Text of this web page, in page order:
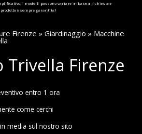
Firenze » Giardinaggio » Macchine
Trivella Firenze
entro 1 ora
come cerchi
media sul nostro sito
i modelli possono variare in base a richieste e
è sempre garantita!